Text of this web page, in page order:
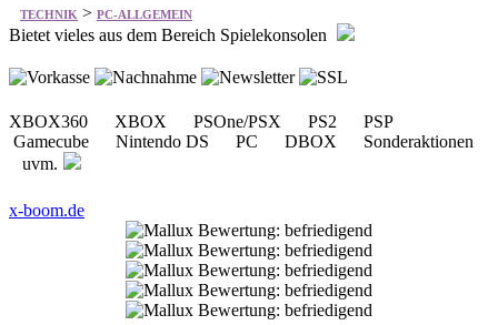
TECHNIK > PC-ALLGEMEIN
Bietet vieles aus dem Bereich Spielekonsolen
XBOX360 XBOX PSOne/PSX PS2 PSP
Gamecube Nintendo DS PC DBOX Sonderaktionen
uvm.
x-boom.de